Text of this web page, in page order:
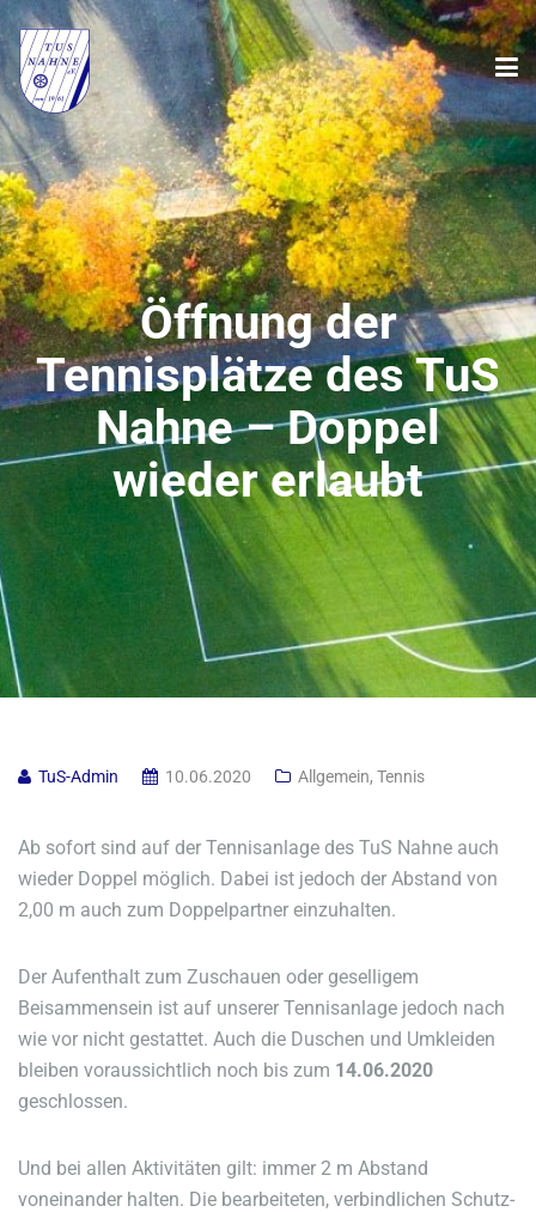
Öffnung der
Tennisplätze des TuS
Nahne – Doppel
wieder erlaubt
TuS-Admin 10.06.2020 Allgemein, Tennis
Ab sofort sind auf der Tennisanlage des TuS Nahne auch
wieder Doppel möglich. Dabei ist jedoch der Abstand von
2,00 m auch zum Doppelpartner einzuhalten.
Der Aufenthalt zum Zuschauen oder geselligem
Beisammensein ist auf unserer Tennisanlage jedoch nach
wie vor nicht gestattet. Auch die Duschen und Umkleiden
bleiben voraussichtlich noch bis zum 14.06.2020
geschlossen.
Und bei allen Aktivitäten gilt: immer 2 m Abstand
voneinander halten. Die bearbeiteten, verbindlichen Schutz-